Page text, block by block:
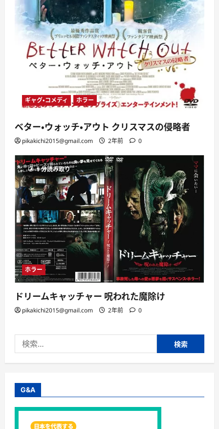
ギャグ・コメディ ホラー
ベター・ウォッチ・アウト クリスマスの侵略者
pikakichi2015@gmail.com 2年前 0
1 分読み取り
ホラー
ドリームキャッチャー 呪われた魔除け
pikakichi2015@gmail.com 2年前 0
索:
G&A